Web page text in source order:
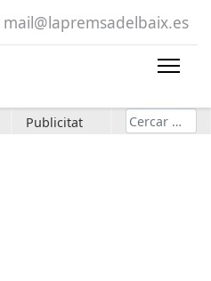
mail@lapremsadelbaix.es
Publicitat Cerca